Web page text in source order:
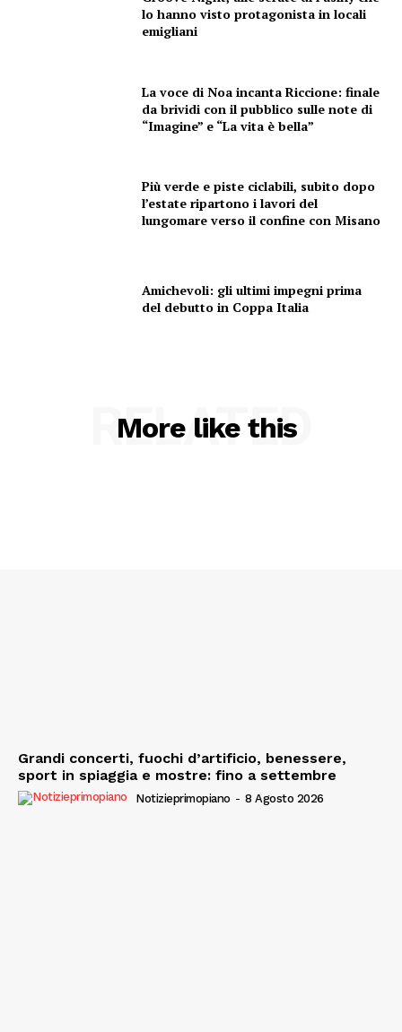
lo hanno visto protagonista in locali
emigliani
La voce di Noa incanta Riccione: finale
da brividi con il pubblico sulle note di
“Imagine” e “La vita è bella”
Più verde e piste ciclabili, subito dopo
l’estate ripartono i lavori del
lungomare verso il confine con Misano
Amichevoli: gli ultimi impegni prima
del debutto in Coppa Italia
More like this
RELATED
Grandi concerti, fuochi d’artificio, benessere,
sport in spiaggia e mostre: fino a settembre
Notizieprimopiano - 8 Agosto 2026